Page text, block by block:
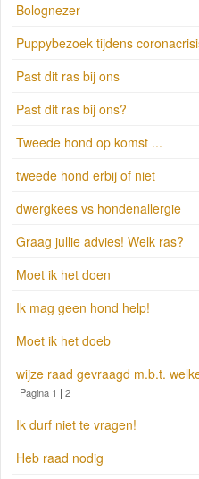
Bolognezer
Puppybezoek tijdens
Past dit ras bij ons
Past dit ras bij ons?
Tweede hond op komst ...
tweede hond erbij of niet
dwergkees vs hondenallergie
Graag jullie advies! Welk ras?
Moet ik het doen
Ik mag geen hond help!
Moet ik het doeb
wijze raad gevraagd m.b.t.
Pagina 1 | 2
Ik durf niet te vragen!
Heb raad nodig